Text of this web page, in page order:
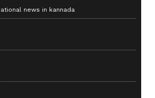
news in kannada